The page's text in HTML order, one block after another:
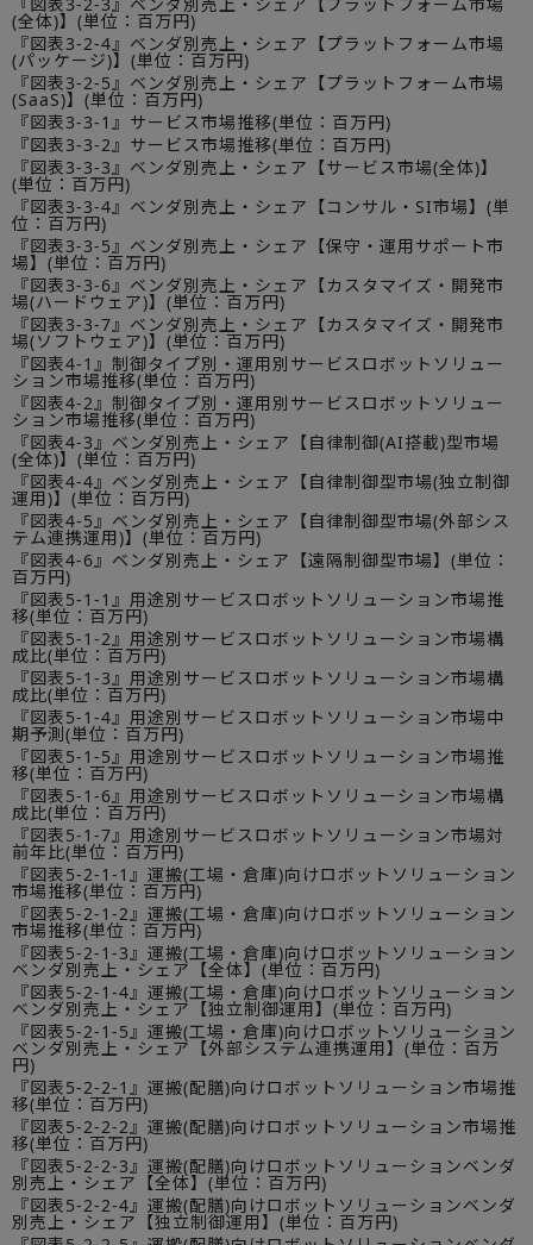
(全体)】(単位：百万円)
『図表3-2-4』ベンダ別売上・シェア【プラットフォーム市場
(パッケージ)】(単位：百万円)
『図表3-2-5』ベンダ別売上・シェア【プラットフォーム市場
(SaaS)】(単位：百万円)
『図表3-3-1』サービス市場推移(単位：百万円)
『図表3-3-2』サービス市場推移(単位：百万円)
『図表3-3-3』ベンダ別売上・シェア【サービス市場(全体)】
(単位：百万円)
『図表3-3-4』ベンダ別売上・シェア【コンサル・SI市場】(単
位：百万円)
『図表3-3-5』ベンダ別売上・シェア【保守・運用サポート市
場】(単位：百万円)
『図表3-3-6』ベンダ別売上・シェア【カスタマイズ・開発市
場(ハードウェア)】(単位：百万円)
『図表3-3-7』ベンダ別売上・シェア【カスタマイズ・開発市
場(ソフトウェア)】(単位：百万円)
『図表4-1』制御タイプ別・運用別サービスロボットソリュー
ション市場推移(単位：百万円)
『図表4-2』制御タイプ別・運用別サービスロボットソリュー
ション市場推移(単位：百万円)
『図表4-3』ベンダ別売上・シェア【自律制御(AI搭載)型市場
(全体)】(単位：百万円)
『図表4-4』ベンダ別売上・シェア【自律制御型市場(独立制御
運用)】(単位：百万円)
『図表4-5』ベンダ別売上・シェア【自律制御型市場(外部シス
テム連携運用)】(単位：百万円)
『図表4-6』ベンダ別売上・シェア【遠隔制御型市場】(単位：
百万円)
『図表5-1-1』用途別サービスロボットソリューション市場推
移(単位：百万円)
『図表5-1-2』用途別サービスロボットソリューション市場構
成比(単位：百万円)
『図表5-1-3』用途別サービスロボットソリューション市場構
成比(単位：百万円)
『図表5-1-4』用途別サービスロボットソリューション市場中
期予測(単位：百万円)
『図表5-1-5』用途別サービスロボットソリューション市場推
移(単位：百万円)
『図表5-1-6』用途別サービスロボットソリューション市場構
成比(単位：百万円)
『図表5-1-7』用途別サービスロボットソリューション市場対
前年比(単位：百万円)
『図表5-2-1-1』運搬(工場・倉庫)向けロボットソリューション
市場推移(単位：百万円)
『図表5-2-1-2』運搬(工場・倉庫)向けロボットソリューション
市場推移(単位：百万円)
『図表5-2-1-3』運搬(工場・倉庫)向けロボットソリューション
ベンダ別売上・シェア【全体】(単位：百万円)
『図表5-2-1-4』運搬(工場・倉庫)向けロボットソリューション
ベンダ別売上・シェア【独立制御運用】(単位：百万円)
『図表5-2-1-5』運搬(工場・倉庫)向けロボットソリューション
ベンダ別売上・シェア【外部システム連携運用】(単位：百万
円)
『図表5-2-2-1』運搬(配膳)向けロボットソリューション市場推
移(単位：百万円)
『図表5-2-2-2』運搬(配膳)向けロボットソリューション市場推
移(単位：百万円)
『図表5-2-2-3』運搬(配膳)向けロボットソリューションベンダ
別売上・シェア【全体】(単位：百万円)
『図表5-2-2-4』運搬(配膳)向けロボットソリューションベンダ
別売上・シェア【独立制御運用】(単位：百万円)